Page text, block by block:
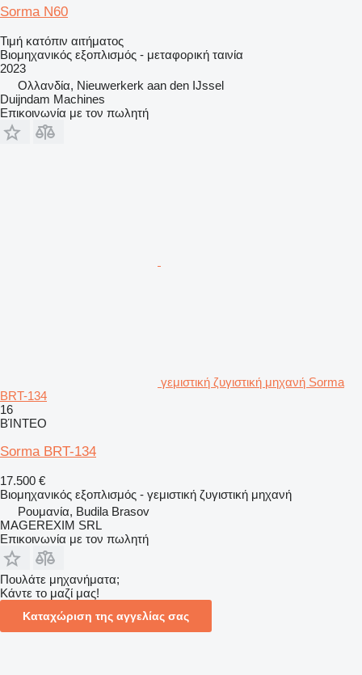
Sorma N60
Τιμή κατόπιν αιτήματος
Βιομηχανικός εξοπλισμός - μεταφορική ταινία
2023
Ολλανδία, Nieuwerkerk aan den IJssel
Duijndam Machines
Επικοινωνία με τον πωλητή
γεμιστική ζυγιστική μηχανή Sorma
BRT-134
16
ΒΊΝΤΕΟ
Sorma BRT-134
17.500 €
Βιομηχανικός εξοπλισμός - γεμιστική ζυγιστική μηχανή
Ρουμανία, Budila Brasov
MAGEREXIM SRL
Επικοινωνία με τον πωλητή
Πουλάτε μηχανήματα;
Κάντε το μαζί μας!
Καταχώριση της αγγελίας σας